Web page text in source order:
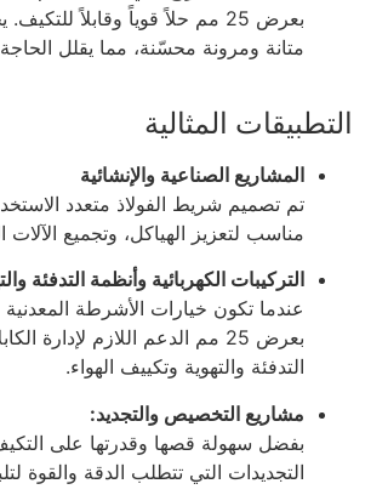
بعرض 25 مم حلاً قوياً وقابلاً
متانة ومرونة محسّنة، مما يقلل
التطبيقات المثالية
المشاريع الصناعية والإنشائية
تم تصميم شريط الفولاذ متعدد
مناسب لتعزيز الهياكل، وتجميع الآلات
التركيبات الكهربائية وأنظمة التدفئة
عندما تكون خيارات الأشرطة المعدنية
بعرض 25 مم الدعم اللازم
التدفئة والتهوية وتكييف الهواء.
مشاريع التخصيص والتجديد:
بفضل سهولة قصها وقدرتها على
التجديدات التي تتطلب الدقة والقوة